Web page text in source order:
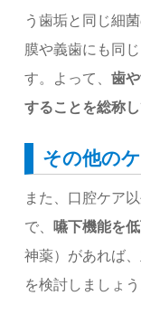
う歯垢と同じ細
膜や義歯にも同
す。よって、歯
することを総称
その他の
また、口腔ケア
で、 嚥下機能を
神薬）があれば
を検討しましょう